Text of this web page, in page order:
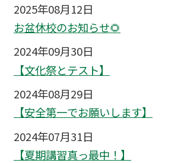
2025年08月12日
お盆休校のお知らせ🌻
2024年09月30日
【文化祭とテスト】
2024年08月29日
【安全第一でお願いします】
2024年07月31日
【夏期講習真っ最中！】